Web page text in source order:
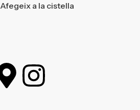
Afegeix a la cistella